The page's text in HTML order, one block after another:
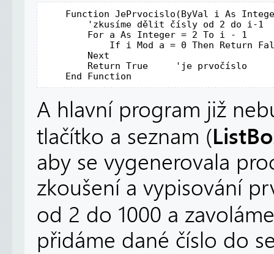
Function JePrvocislo(ByVal i As
'zkusíme dělit čísly od 2 do i-1
For a As Integer = 2 To i - 1
If i Mod a = 0 Then Return
Next
Return True
'je prvočíslo
End
Function
A hlavní program již
tlačítko a seznam (
aby se vygenerovala
zkoušení a vypisování
od 2 do 1000 a
přidáme dané číslo do